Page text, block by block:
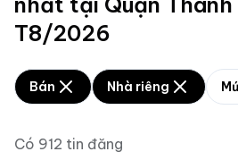
T8/2026
Bán Nhà riêng
Có 912 tin đăng